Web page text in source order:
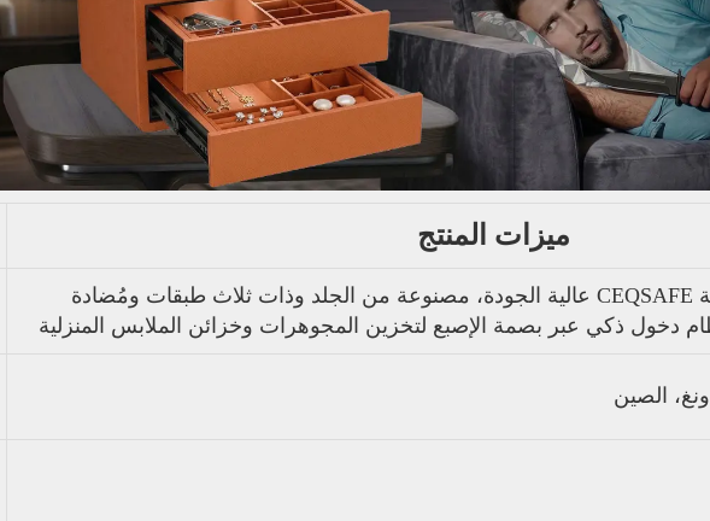
ميزات المنتج
علبة أمان علامة CEQSAFE عالية الجودة، مصنوعة من الجلد وذات ثلاث طبقات ومُضادة
دخول ذكي عبر بصمة الإصبع لتخزين المجوهرات وخزائن الملابس المنزلية
الصين